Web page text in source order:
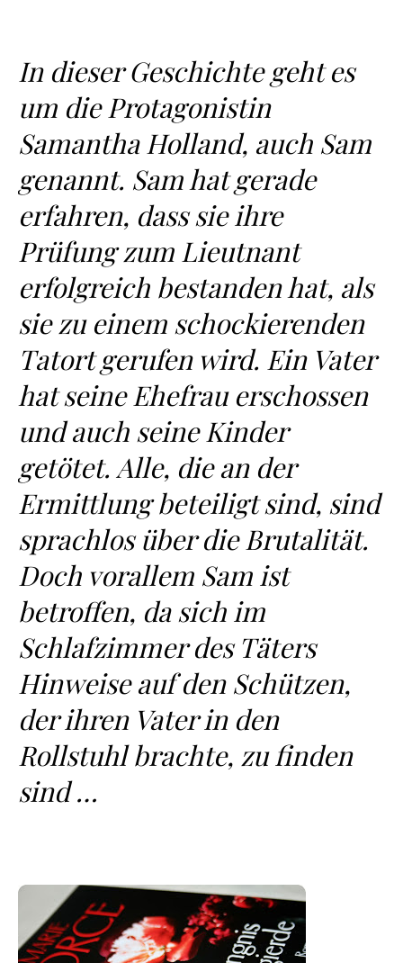
In dieser Geschichte geht es
um die Protagonistin
Samantha Holland, auch Sam
genannt. Sam hat gerade
erfahren, dass sie ihre
Prüfung zum Lieutnant
erfolgreich bestanden hat, als
sie zu einem schockierenden
Tatort gerufen wird. Ein Vater
hat seine Ehefrau erschossen
und auch seine Kinder
getötet. Alle, die an der
Ermittlung beteiligt sind, sind
sprachlos über die Brutalität.
Doch vorallem Sam ist
betroffen, da sich im
Schlafzimmer des Täters
Hinweise auf den Schützen,
der ihren Vater in den
Rollstuhl brachte, zu finden
sind …